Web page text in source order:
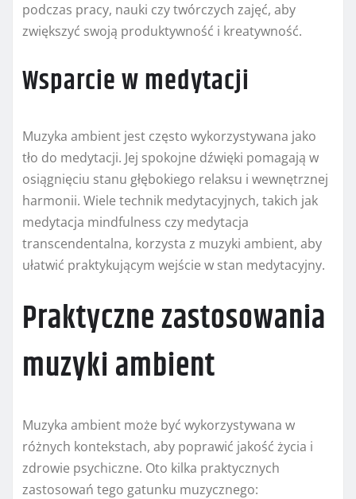
podczas pracy, nauki czy twórczych zajęć, aby
zwiększyć swoją produktywność i kreatywność.
Wsparcie w medytacji
Muzyka ambient jest często wykorzystywana jako
tło do medytacji. Jej spokojne dźwięki pomagają w
osiągnięciu stanu głębokiego relaksu i wewnętrznej
harmonii. Wiele technik medytacyjnych, takich jak
medytacja mindfulness czy medytacja
transcendentalna, korzysta z muzyki ambient, aby
ułatwić praktykującym wejście w stan medytacyjny.
Praktyczne zastosowania
muzyki ambient
Muzyka ambient może być wykorzystywana w
różnych kontekstach, aby poprawić jakość życia i
zdrowie psychiczne. Oto kilka praktycznych
zastosowań tego gatunku muzycznego: